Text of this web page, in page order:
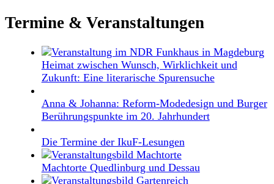
Termine & Veranstaltungen
Heimat zwischen Wunsch, Wirklichkeit und
Zukunft: Eine literarische Spurensuche
Anna & Johanna: Reform-Modedesign und Burger
Berührungspunkte im 20. Jahrhundert
Die Termine der IkuF-Lesungen
Machtorte Quedlinburg und Dessau